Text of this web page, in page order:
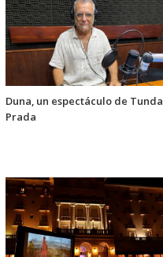
Duna, un espectáculo de Tunda
Prada